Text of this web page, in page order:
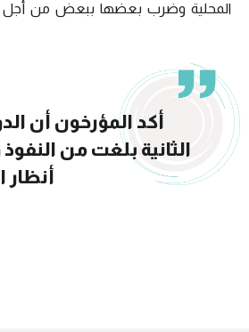
المحلية وضرب بعضها ببعض من أجل
أكد المؤرخون أن
الثانية بلغت من